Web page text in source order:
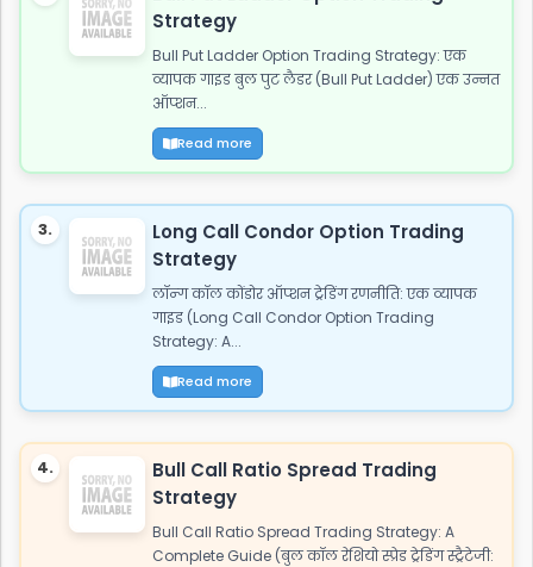
Strategy
Bull Put Ladder Option Trading Strategy: एक
व्यापक गाइड बुल पुट लैडर (Bull Put Ladder) एक उन्नत
ऑप्शन...
Read more
3.
Long Call Condor Option Trading
Strategy
लॉन्ग कॉल कोंडोर ऑप्शन ट्रेडिंग रणनीति: एक व्यापक
गाइड (Long Call Condor Option Trading
Strategy: A...
Read more
4.
Bull Call Ratio Spread Trading
Strategy
Bull Call Ratio Spread Trading Strategy: A
Complete Guide (बुल कॉल रेशियो स्प्रेड ट्रेडिंग स्ट्रैटेजी: